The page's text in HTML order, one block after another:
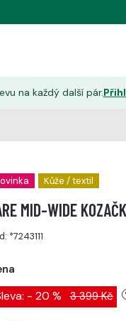
na každý další pár.
Kůže / textil
MID-WIDE
*7243111
- 20 % 3 399 Kč